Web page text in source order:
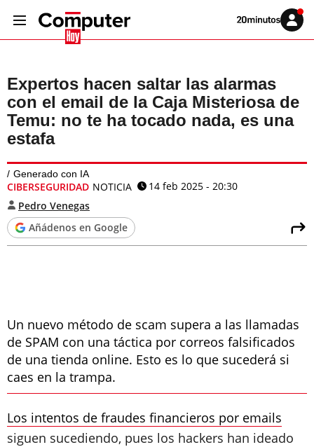
Volver
Iniciar
sesión
Expertos hacen saltar las alarmas
con el email de la Caja Misteriosa de
Temu: no te ha tocado nada, es una
estafa
Generado con IA
CIBERSEGURIDAD NOTICIA
14 feb 2025 - 20:30
Pedro Venegas
Añádenos en Google
Un nuevo método de scam supera a las llamadas
de SPAM con una táctica por correos falsificados
de una tienda online. Esto es lo que sucederá si
caes en la trampa.
Los intentos de fraudes financieros por emails
siguen sucediendo, pues los hackers han ideado